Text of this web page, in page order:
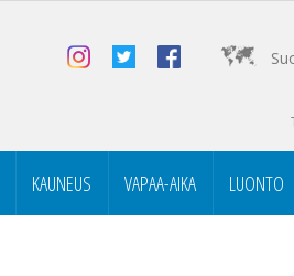
KAUNEUS VAPAA-AIKA LUONTO